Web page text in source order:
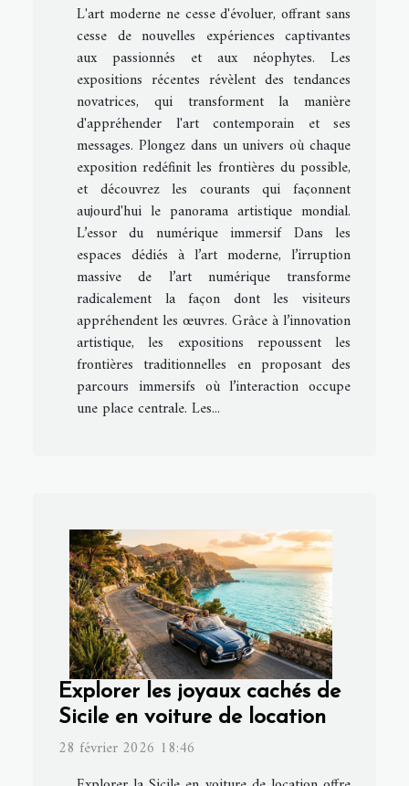
L'art moderne ne cesse d'évoluer, offrant sans
cesse de nouvelles expériences captivantes
aux passionnés et aux néophytes. Les
expositions récentes révèlent des tendances
novatrices, qui transforment la manière
d'appréhender l'art contemporain et ses
messages. Plongez dans un univers où chaque
exposition redéfinit les frontières du possible,
et découvrez les courants qui façonnent
aujourd'hui le panorama artistique mondial.
L’essor du numérique immersif Dans les
espaces dédiés à l’art moderne, l’irruption
massive de l’art numérique transforme
radicalement la façon dont les visiteurs
appréhendent les œuvres. Grâce à l’innovation
artistique, les expositions repoussent les
frontières traditionnelles en proposant des
parcours immersifs où l’interaction occupe
une place centrale. Les...
Explorer les joyaux cachés de
Sicile en voiture de location
28 février 2026 18:46